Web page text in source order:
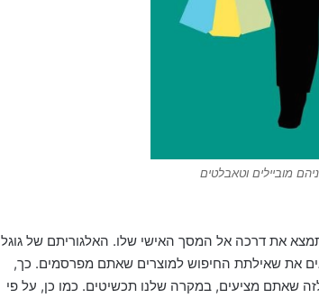
מוביילים וטאבלטים
את דרכה אל המסך האישי שלו. האלגוריתם של גוגל
את שאילתת החיפוש למוצרים שאתם מפרסמים. כך,
שאתם מציעים, במקרה שלנו תכשיטים. כמו כן, על פי